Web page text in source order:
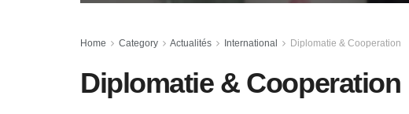
Home Category Actualités International Diplomatie & Cooperation
Diplomatie & Cooperation